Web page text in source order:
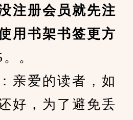
册会员就先注
用书架书签更方
。
爱的读者，如
好，为了避免丢